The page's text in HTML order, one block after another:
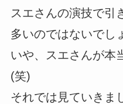
スエさんの演技で引
多いのではないでし
いや、スエさんが本
(笑)
それでは見ていきま